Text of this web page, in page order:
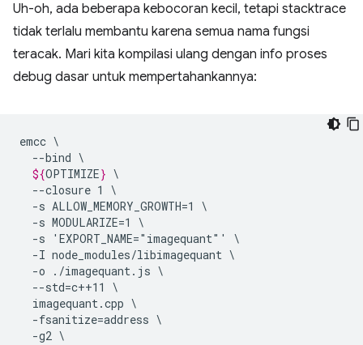
Uh-oh, ada beberapa kebocoran kecil, tetapi stacktrace
tidak terlalu membantu karena semua nama fungsi
teracak. Mari kita kompilasi ulang dengan info proses
debug dasar untuk mempertahankannya:
emcc
--bind
${OPTIMIZE}
--closure 1
-s ALLOW_MEMORY_GROWTH=1
-s MODULARIZE=1
-s
'EXPORT_NAME="imagequant"'
-I node_modules/libimagequant
-o
./imagequant.js
--std=c++11
imagequant.cpp
-fsanitize=address
-g2